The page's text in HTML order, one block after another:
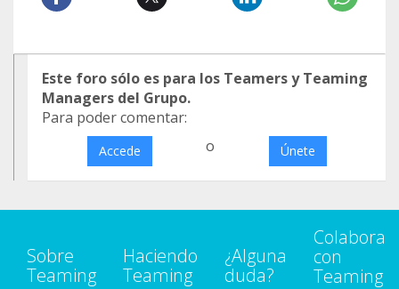
Este foro sólo es para los Teamers y Teaming
Managers del Grupo.
Para poder comentar:
Accede o Únete
Sobre
Teaming
Haciendo
Teaming
¿Alguna
duda?
Colabora
con
Teaming